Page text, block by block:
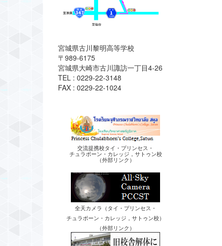
宮城県古川黎明高等学校
〒989-6175
宮城県大崎市古川諏訪一丁目4-26
TEL : 0229-22-3148
FAX : 0229-22-1024
交流提携校タイ・プリンセス・
チュラポーン・カレッジ，サトゥン校
（外部リンク）
全天カメラ（タイ・プリンセス・
チュラポーン・カレッジ，サトゥン校）
（外部リンク）